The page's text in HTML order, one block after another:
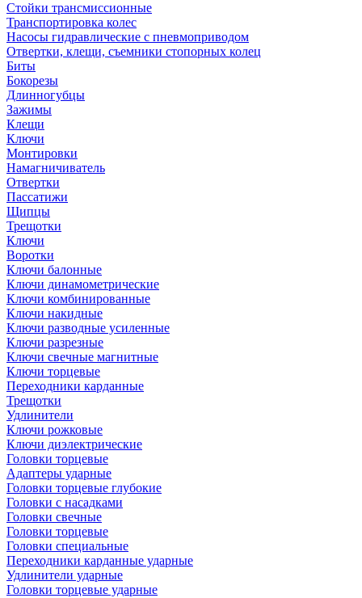
Стойки трансмиссионные
Транспортировка колес
Насосы гидравлические с пневмоприводом
Отвертки, клещи, съемники стопорных колец
Биты
Бокорезы
Длинногубцы
Зажимы
Клещи
Ключи
Монтировки
Намагничиватель
Отвертки
Пассатижи
Щипцы
Трещотки
Ключи
Воротки
Ключи балонные
Ключи динамометрические
Ключи комбинированные
Ключи накидные
Ключи разводные усиленные
Ключи разрезные
Ключи свечные магнитные
Ключи торцевые
Переходники карданные
Трещотки
Удлинители
Ключи рожковые
Ключи диэлектрические
Головки торцевые
Адаптеры ударные
Головки торцевые глубокие
Головки с насадками
Головки свечные
Головки торцевые
Головки специальные
Переходники карданные ударные
Удлинители ударные
Головки торцевые ударные